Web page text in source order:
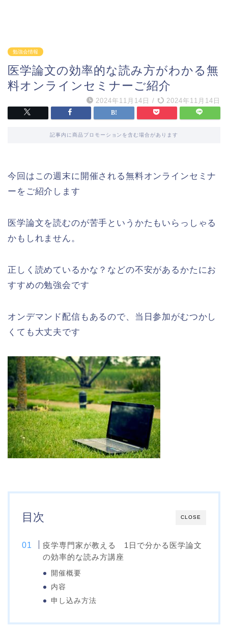
勉強会情報
医学論文の効率的な読み方がわかる無
料オンラインセミナーご紹介
2024年11月14日 / 2024年11月14日
記事内に商品プロモーションを含む場合があります
今回はこの週末に開催される無料オンラインセミナ
ーをご紹介します
医学論文を読むのが苦手というかたもいらっしゃる
かもしれません。
正しく読めているかな？などの不安があるかたにお
すすめの勉強会です
オンデマンド配信もあるので、当日参加がむつかし
くても大丈夫です
CLOSE
目次
疫学専門家が教える 1日で分かる医学論文
の効率的な読み方講座
開催概要
内容
申し込み方法